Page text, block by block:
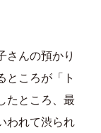
さんの預かり
ところが「ト
たところ、最
われて渋られ